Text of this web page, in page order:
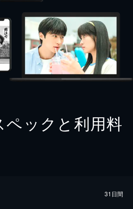
ックと利用料
31日間